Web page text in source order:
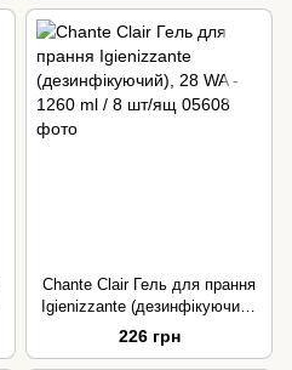
Chante Clair Гель для прання
Igienizzante (дезинфікуючий),
28 WA - 1260 ml / 8 шт/ящ
226 грн